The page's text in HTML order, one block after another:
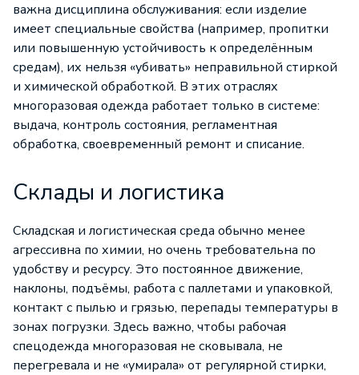
важна дисциплина обслуживания: если изделие
имеет специальные свойства (например, пропитки
или повышенную устойчивость к определённым
средам), их нельзя «убивать» неправильной стиркой
и химической обработкой. В этих отраслях
многоразовая одежда работает только в системе:
выдача, контроль состояния, регламентная
обработка, своевременный ремонт и списание.
Склады и логистика
Складская и логистическая среда обычно менее
агрессивна по химии, но очень требовательна по
удобству и ресурсу. Это постоянное движение,
наклоны, подъёмы, работа с паллетами и упаковкой,
контакт с пылью и грязью, перепады температуры в
зонах погрузки. Здесь важно, чтобы рабочая
спецодежда многоразовая не сковывала, не
перегревала и не «умирала» от регулярной стирки,